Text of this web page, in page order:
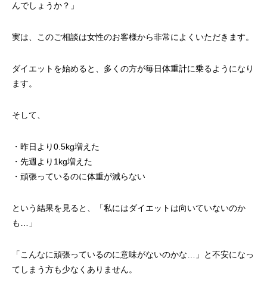
んでしょうか？」
実は、このご相談は女性のお客様から非常によくいただきます。
ダイエットを始めると、多くの方が毎日体重計に乗るようになり
ます。
そして、
・昨日より0.5kg増えた
・先週より1kg増えた
・頑張っているのに体重が減らない
という結果を見ると、「私にはダイエットは向いていないのか
も…」
「こんなに頑張っているのに意味がないのかな…」と不安になっ
てしまう方も少なくありません。